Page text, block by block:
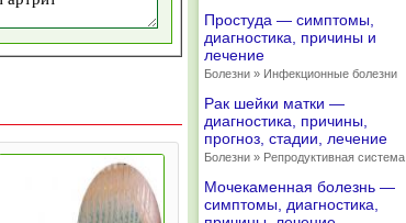
Простуда — симптомы,
диагностика, причины и
лечение
Болезни » Инфекционные болезни
Рак шейки матки —
диагностика, причины,
прогноз, стадии, лечение
Болезни » Репродуктивная система
Мочекаменная болезнь —
симптомы, диагностика,